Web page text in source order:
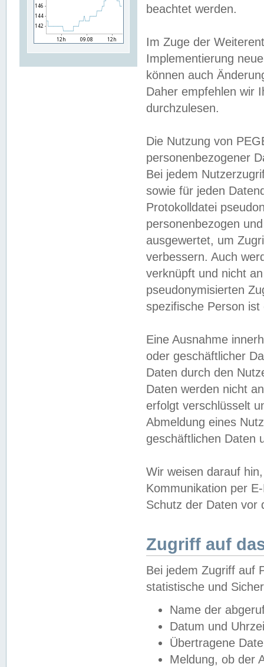
beachtet werden.
Im Zuge der
Implementierung
können auch
Daher empfehlen wir
durchzulesen.
Die Nutzung von
personenbezogener
Bei jedem
sowie für jeden
Protokolldatei
personenbezogen
ausgewertet, um
verbessern. Auch
verknüpft und nicht
pseudonymisierten
spezifische Person
Eine Ausnahme
oder geschäftlicher
Daten durch den
Daten werden nicht
erfolgt verschlüsselt
Abmeldung eines
geschäftlichen Daten
Wir weisen darauf
Kommunikation per
Schutz der Daten vor
Zugriff auf
Bei jedem Zugriff auf
statistische und
Name der
Datum und
Übertragene
Meldung, ob der